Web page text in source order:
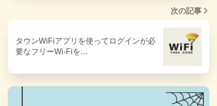
次の記事
タウンWiFiアプリを使ってログインが必
要なフリーWi-Fiを…